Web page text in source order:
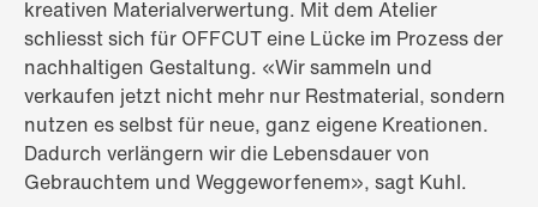
kreativen Materialverwertung. Mit dem Atelier
schliesst sich für OFFCUT eine Lücke im Prozess der
nachhaltigen Gestaltung. «Wir sammeln und
verkaufen jetzt nicht mehr nur Restmaterial, sondern
nutzen es selbst für neue, ganz eigene Kreationen.
Dadurch verlängern wir die Lebensdauer von
Gebrauchtem und Weggeworfenem», sagt Kuhl.